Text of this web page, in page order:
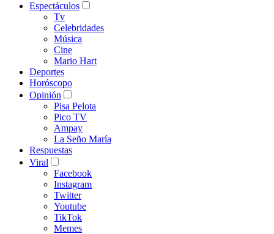
Espectáculos
Tv
Celebridades
Música
Cine
Mario Hart
Deportes
Horóscopo
Opinión
Pisa Pelota
Pico TV
Ampay
La Seño María
Respuestas
Viral
Facebook
Instagram
Twitter
Youtube
TikTok
Memes